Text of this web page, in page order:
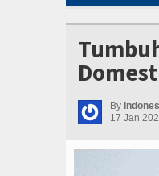
By
17 Jan